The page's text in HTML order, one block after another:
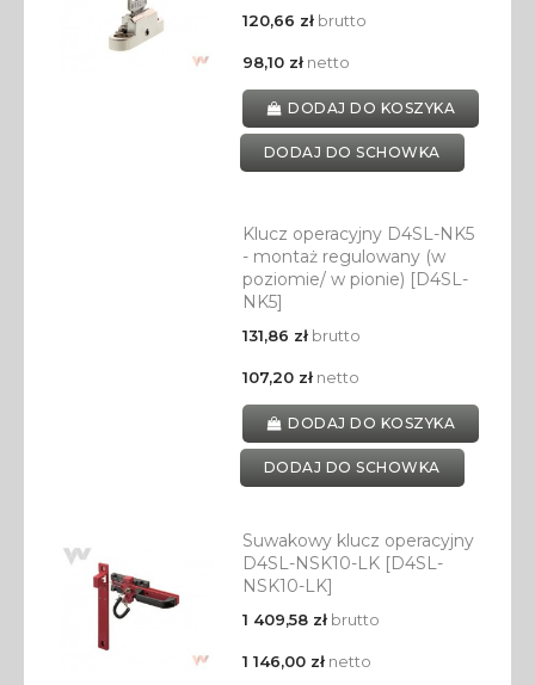
120,66 złbrutto
98,10 złnetto
DODAJ DO KOSZYKA
DODAJ DO SCHOWKA
Klucz operacyjny D4SL-NK5
- montaż regulowany (w
poziomie/ w pionie) [D4SL-
NK5]
131,86 złbrutto
107,20 złnetto
DODAJ DO KOSZYKA
DODAJ DO SCHOWKA
Suwakowy klucz operacyjny
D4SL-NSK10-LK [D4SL-
NSK10-LK]
1 409,58 złbrutto
1 146,00 złnetto